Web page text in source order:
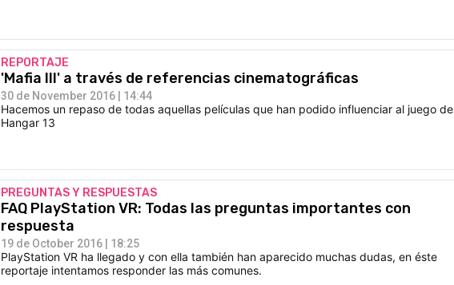
REPORTAJE
'Mafia III' a través de referencias cinematográficas
30 de November 2016 | 14:44
Hacemos un repaso de todas aquellas películas que han podido influenciar al juego de
Hangar 13
PREGUNTAS Y RESPUESTAS
FAQ PlayStation VR: Todas las preguntas importantes con
respuesta
19 de October 2016 | 18:25
PlayStation VR ha llegado y con ella también han aparecido muchas dudas, en éste
reportaje intentamos responder las más comunes.